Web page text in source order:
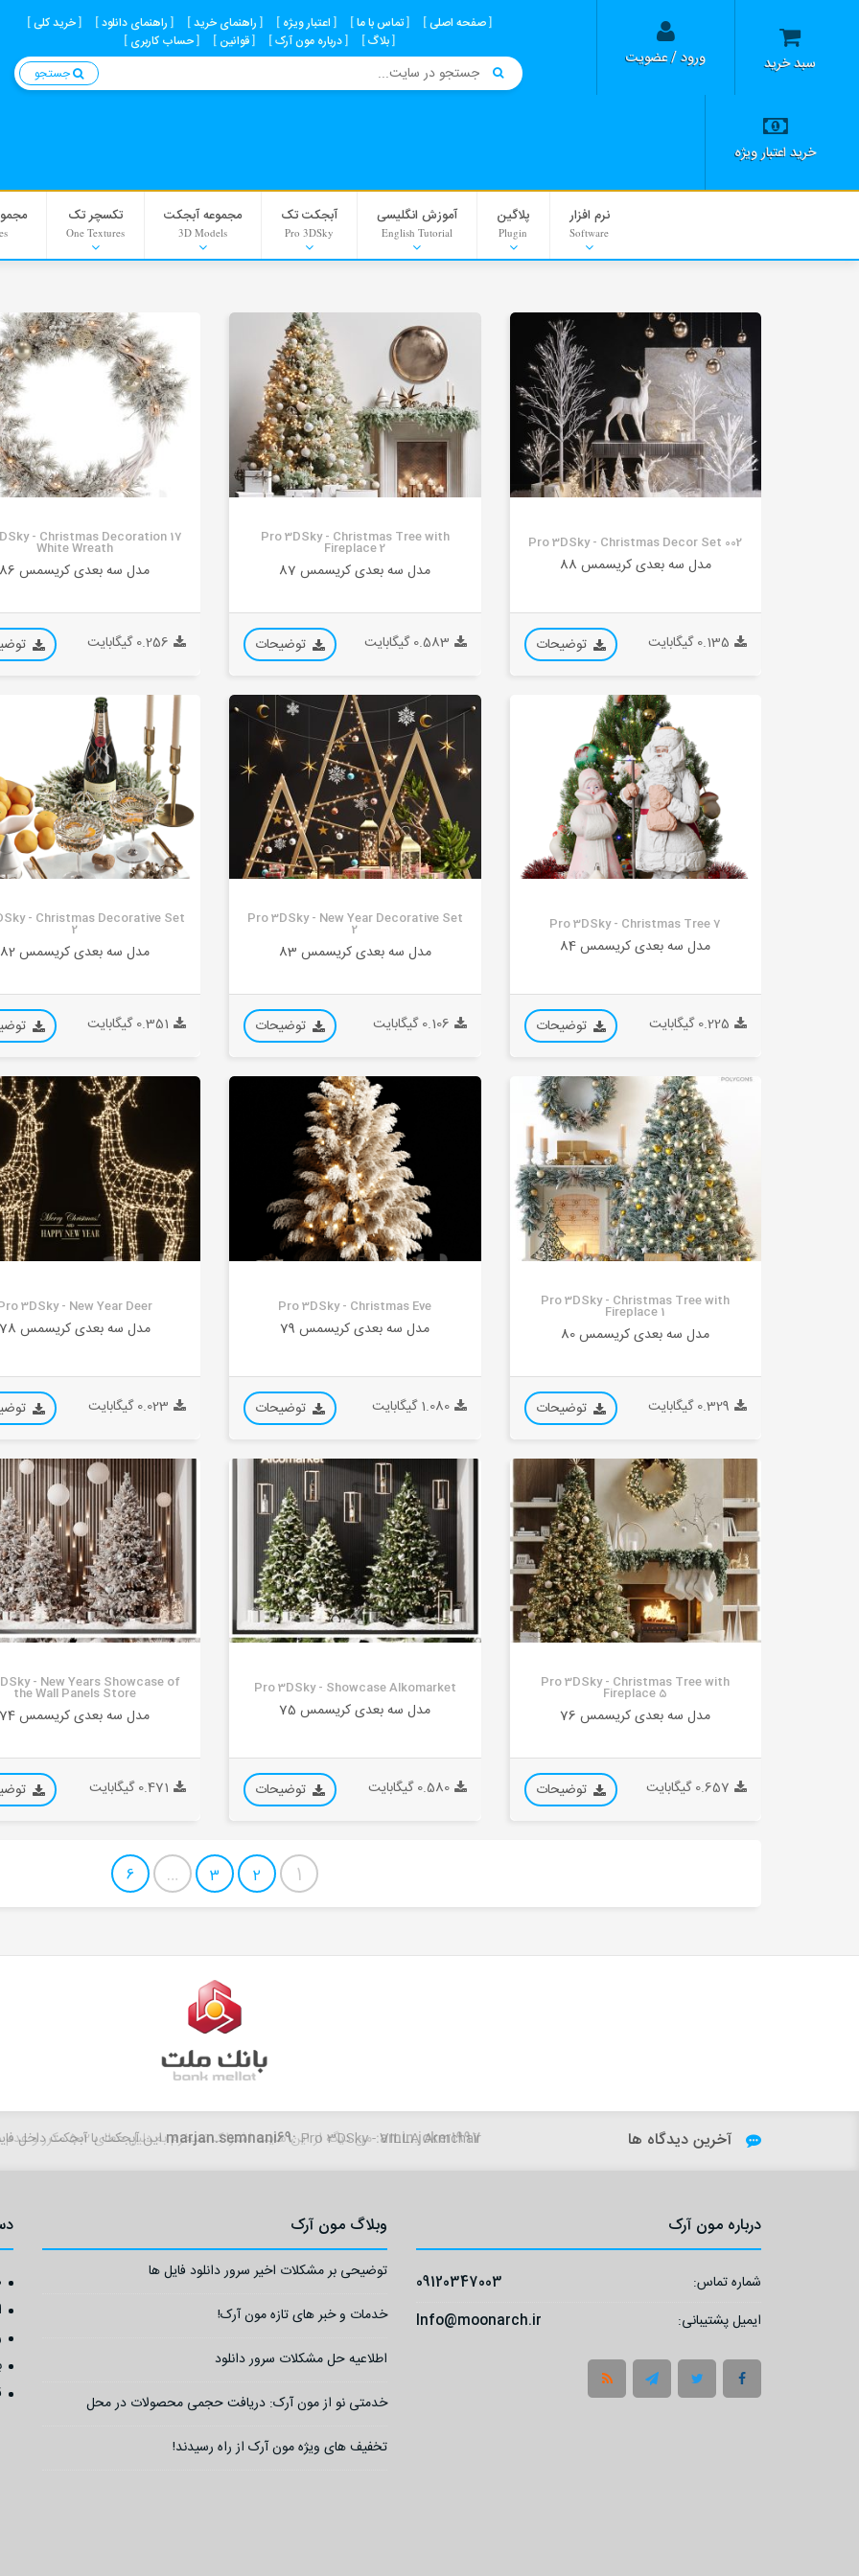
سبد خرید ورود / عضویت
خرید اعتبار ویژه
صفحه اصلی تماس با ما اعتبار ویژه راهنمای خرید راهنمای دانلود
خرید کلی
بلاگ
درباره مون آرک قوانین
حساب کاربری
نرم افزار
Software
پلاگین
Plugin
آموزش انگلیسی
English Tutorial
آبجکت تک
Pro 3DSky
مجموعه آبجکت
3D Models
Interior Scenes
تکسچر تک
One Textures
Material
Background
Pro 3DSky - Christmas Decor Set 002
مدل سه بعدی کریسمس 88
0.135 گیگابایت توضیحات
Pro 3DSky - Christmas Tree with
Fireplace 2
مدل سه بعدی کریسمس 87
0.583 گیگابایت توضیحات
- Christmas Decoration 17
White Wreath
مدل سه بعدی کریسمس 86
0.256 گیگابایت
Pro 3DSky - Christmas Tree 7
مدل سه بعدی کریسمس 84
0.225 گیگابایت توضیحات
Pro 3DSky - New Year Decorative Set
2
مدل سه بعدی کریسمس 83
0.106 گیگابایت توضیحات
- Christmas Decorative Set
2
مدل سه بعدی کریسمس 82
0.351 گیگابایت
Pro 3DSky - Christmas Tree with
Fireplace 1
مدل سه بعدی کریسمس 80
0.329 گیگابایت توضیحات
Pro 3DSky - Christmas Eve
مدل سه بعدی کریسمس 79
1.080 گیگابایت توضیحات
3DSky - New Year Deer
مدل سه بعدی کریسمس 78
0.023 گیگابایت
Pro 3DSky - Christmas Tree with
Fireplace 5
مدل سه بعدی کریسمس 76
0.657 گیگابایت توضیحات
Pro 3DSky - Showcase Alkomarket
مدل سه بعدی کریسمس 75
0.580 گیگابایت توضیحات
- New Years Showcase of
the Wall Panels Store
مدل سه بعدی کریسمس 74
0.471 گیگابایت
1
2
3
…
6
آخرین دیدگاه ها amin.joker1997: من دیگه از این سایت اشتراک نمیخرم به دلیل خطای 502 مکرر و عدم دسترسی به سایت شما...
marjan.semnani69:Pro 3DSky - VILLA Armchair این آبجکت با آبجکت داخل فایل مغایرت داره...
درباره مون آرک
شماره تماس:
09120347003
ایمیل پشتیبانی:
Info@moonarch.ir
وبلاگ مون آرک
توضیحی بر مشکلات اخیر سرور دانلود فایل ها
خدمات و خبر های تازه مون آرک!
اطلاعیه حل مشکلات سرور دانلود
خدمتی نو از مون آرک: دریافت حجمی محصولات در محل
تخفیف های ویژه مون آرک از راه رسیدند!